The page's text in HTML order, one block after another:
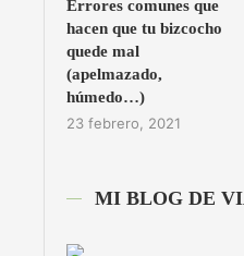
Errores comunes que
hacen que tu bizcocho
quede mal
(apelmazado,
húmedo…)
23 febrero, 2021
MI BLOG DE